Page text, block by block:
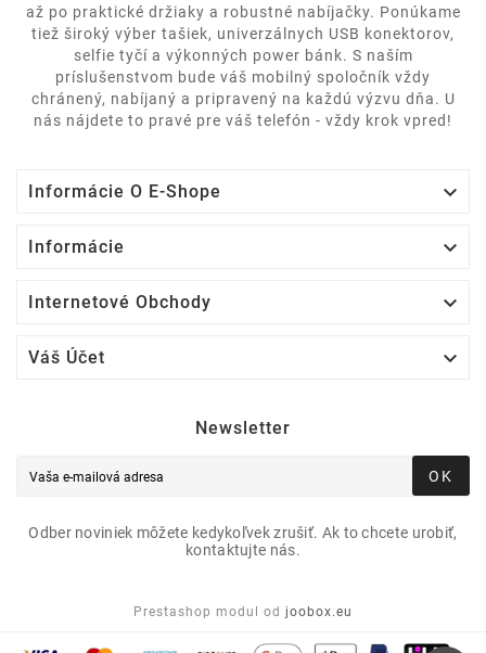
až po praktické držiaky a robustné nabíjačky. Ponúkame
tiež široký výber tašiek, univerzálnych USB konektorov,
selfie tyčí a výkonných power bánk. S naším
príslušenstvom bude váš mobilný spoločník vždy
chránený, nabíjaný a pripravený na každú výzvu dňa. U
nás nájdete to pravé pre váš telefón - vždy krok vpred!
Informácie O E-Shope 
Informácie 
Internetové Obchody 
Váš Účet 
Newsletter
OK
Odber noviniek môžete kedykoľvek zrušiť. Ak to chcete urobiť,
kontaktujte nás.
Prestashop modul od joobox.eu